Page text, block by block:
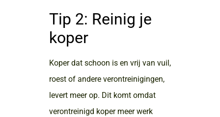
Tip 2: Reinig je
koper
Koper dat schoon is en vrij van vuil,
roest of andere verontreinigingen,
levert meer op. Dit komt omdat
verontreinigd koper meer werk